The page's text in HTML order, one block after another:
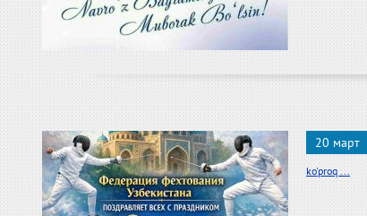
20 март
ko'proq ...